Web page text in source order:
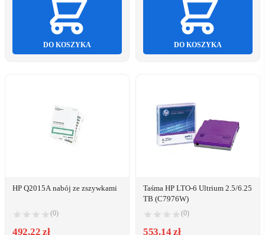
DO KOSZYKA DO KOSZYKA
HP Q2015A nabój ze zszywkami
(0)
492.22 zł
Taśma HP LTO-6 Ultrium 2.5/6.25
TB (C7976W)
(0)
553.14 zł